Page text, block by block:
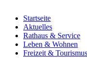
Startseite
Aktuelles
Rathaus & Service
Leben & Wohnen
Freizeit & Tourismus